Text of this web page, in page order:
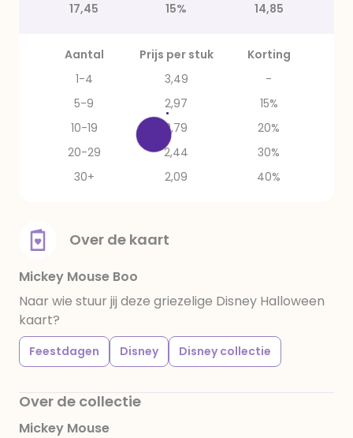
17,45
15% 14,85
Aantal Prijs per stuk
Korting
1-4
3,49
-
5-9
2,97
15%
10-19
2,79
20%
20-29
2,44
30%
30+
2,09 40%
Over de kaart
Mickey Mouse Boo
Naar wie stuur jij deze griezelige Disney Halloween
kaart?
Feestdagen Disney Disney collectie
Over de collectie
Mickey Mouse